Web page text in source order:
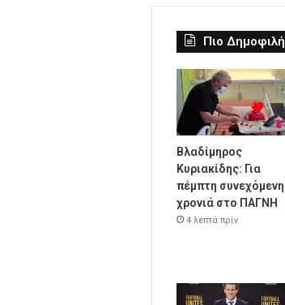
Πιο Δημοφιλή
Βλαδίμηρος
Κυριακίδης: Για
πέμπτη συνεχόμενη
χρονιά στο ΠΑΓΝΗ
4 λεπτά πρίν